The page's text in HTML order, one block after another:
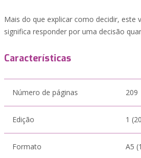
Mais do que explicar como decidir, este
significa responder por uma decisão
Características
Número de páginas 209
Edição 1
Formato A5